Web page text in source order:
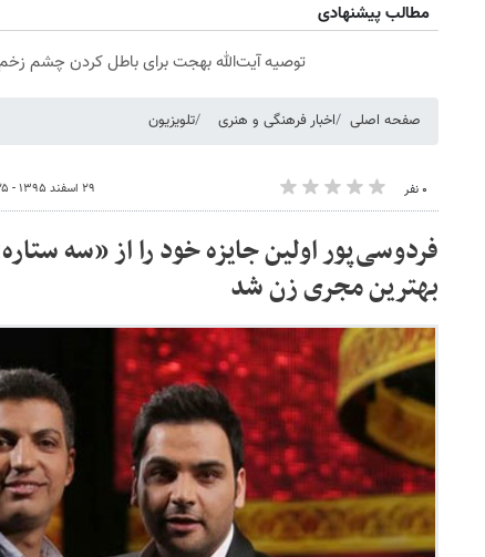
مطالب پیشنهادی
توصیه آیت‌الله بهجت برای باطل کردن چشم
صفحه اصلی اخبار فرهنگی و هنری تلویزیون
۰ نفر ۲۹ اسفند ۱۳۹۵ - ۰۷:۲۵
فردوسی‌پور اولین جایزه خود را از «سه
بهترین مجری زن شد